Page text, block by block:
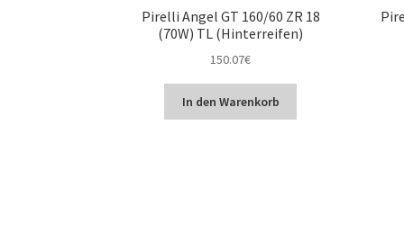
Pirelli Angel GT 160/60 ZR 18
(70W) TL (Hinterreifen)
150.07€
In den Warenkorb